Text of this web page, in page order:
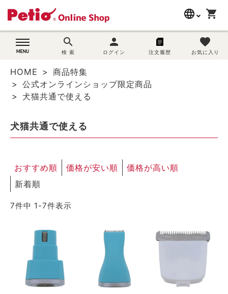
language
wovn-lang-name
shopping_cart
search
検 索
person
ログイン 注文履歴
favorite
お気に入り
search
猫用品
ブランド別に探す
目的別に探す
SNS
ご利用案内
ACCOUNT MENU
ようこそ ゲスト 様
ログイン person 新規会員登録
HOME
商品特集
公式オンラインショップ限定商品
犬猫共通で使える
犬猫共通で使える
おすすめ順 価格が安い順
価格が高い順
新着順
7件中 1 -7件表示